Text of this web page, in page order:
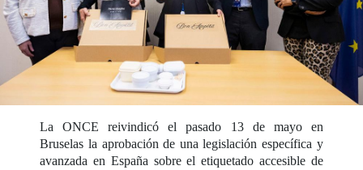
La ONCE reivindicó el pasado 13 de mayo en
Bruselas la aprobación de una legislación específica y
avanzada en España sobre el etiquetado accesible de